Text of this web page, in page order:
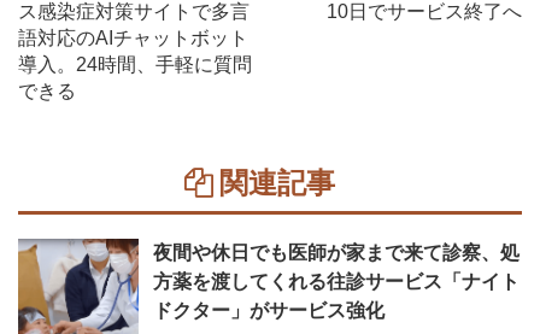
ス感染症対策サイトで多言
語対応のAIチャットボット
導入。24時間、手軽に質問
できる
10日でサービス終了へ
関連記事
夜間や休日でも医師が家まで来て診察、処
方薬を渡してくれる往診サービス「ナイト
ドクター」がサービス強化